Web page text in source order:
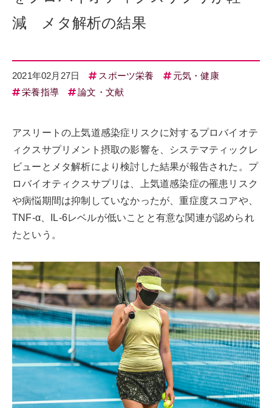
減 メタ解析の結果
2021年02月27日 スポーツ栄養
元気・健康
栄養指導
論文・文献
アスリートの上気道感染症リスクに対するプロバイオテ
ィクスサプリメント摂取の影響を、システマティックレ
ビューとメタ解析により検討した結果が報告された。プ
ロバイオティクスサプリは、上気道感染症の罹患リスク
や病悩期間は抑制していなかったが、重症度スコアや、
TNF-α、IL-6レベルが低いことと有意な関連が認められ
たという。